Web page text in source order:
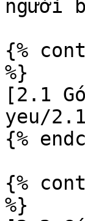
người
{%
%}
[2.1
yeu/
{%
{%
%}